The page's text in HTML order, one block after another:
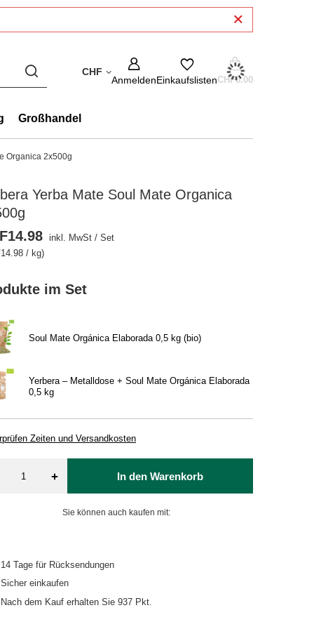
CHF
AnmeldenEinkaufslistenCHF0.00
Großhandel
Organica 2x500g
Yerba Mate Soul Mate Organica
im Set
Soul Mate Orgánica Elaborada 0,5 kg (bio)
Yerbera – Metalldose + Soul Mate Orgánica Elaborada
0,5 kg
Zeiten und Versandkosten
inkl. MwSt /Set
/ kg)
+ In den Warenkorb
Sie können auch kaufen mit:
14 Tage für Rücksendungen
Sicher einkaufen
Nach dem Kauf erhalten Sie937 Pkt.